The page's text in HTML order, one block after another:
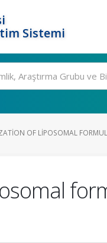
Sistemi
OF LIPOSOMAL